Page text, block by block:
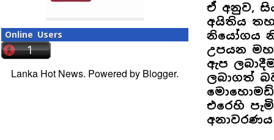
Online Users
Lanka Hot News. Powered by Blogger.
ඒ අනුව,
අයිතිය
නියෝගය
උපයන
ඇප
ලබාගත්
මොහොමඩ්
එරෙහි